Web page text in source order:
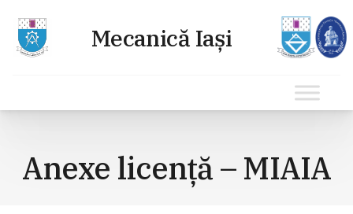
conținutAnexe licență – MIAIA